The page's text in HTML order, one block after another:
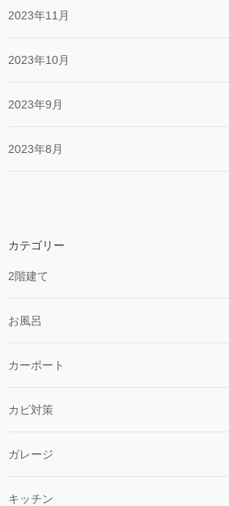
2023年11月
2023年10月
2023年9月
2023年8月
カテゴリー
2階建て
お風呂
カーポート
カビ対策
ガレージ
キッチン